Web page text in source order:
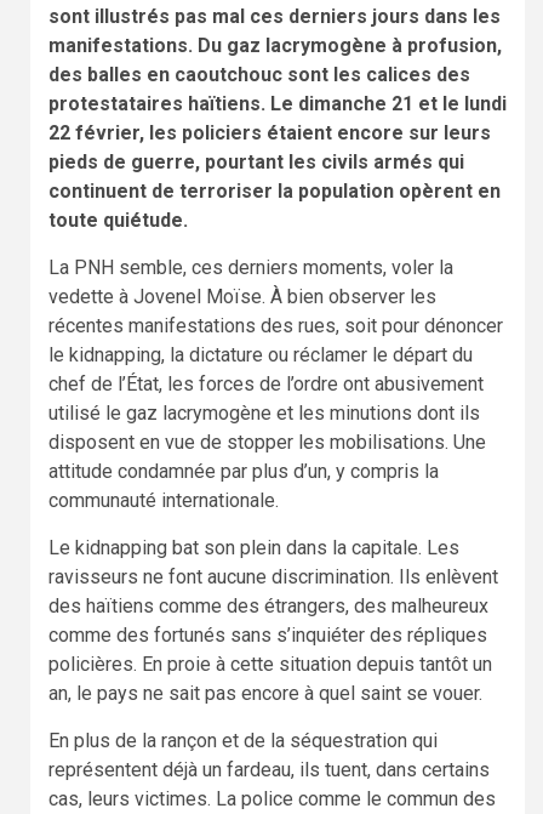
sont illustrés pas mal ces derniers jours dans les
manifestations. Du gaz lacrymogène à profusion,
des balles en caoutchouc sont les calices des
protestataires haïtiens. Le dimanche 21 et le lundi
22 février, les policiers étaient encore sur leurs
pieds de guerre, pourtant les civils armés qui
continuent de terroriser la population opèrent en
toute quiétude.
La PNH semble, ces derniers moments, voler la
vedette à Jovenel Moïse. À bien observer les
récentes manifestations des rues, soit pour dénoncer
le kidnapping, la dictature ou réclamer le départ du
chef de l’État, les forces de l’ordre ont abusivement
utilisé le gaz lacrymogène et les minutions dont ils
disposent en vue de stopper les mobilisations. Une
attitude condamnée par plus d’un, y compris la
communauté internationale.
Le kidnapping bat son plein dans la capitale. Les
ravisseurs ne font aucune discrimination. Ils enlèvent
des haïtiens comme des étrangers, des malheureux
comme des fortunés sans s’inquiéter des répliques
policières. En proie à cette situation depuis tantôt un
an, le pays ne sait pas encore à quel saint se vouer.
En plus de la rançon et de la séquestration qui
représentent déjà un fardeau, ils tuent, dans certains
cas, leurs victimes. La police comme le commun des